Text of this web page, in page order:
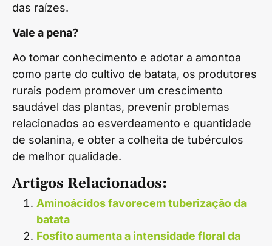
das raízes.
Vale a pena?
Ao tomar conhecimento e adotar a amontoa
como parte do cultivo de batata, os produtores
rurais podem promover um crescimento
saudável das plantas, prevenir problemas
relacionados ao esverdeamento e quantidade
de solanina, e obter a colheita de tubérculos
de melhor qualidade.
Artigos Relacionados:
Aminoácidos favorecem tuberização da
batata
Fosfito aumenta a intensidade floral da